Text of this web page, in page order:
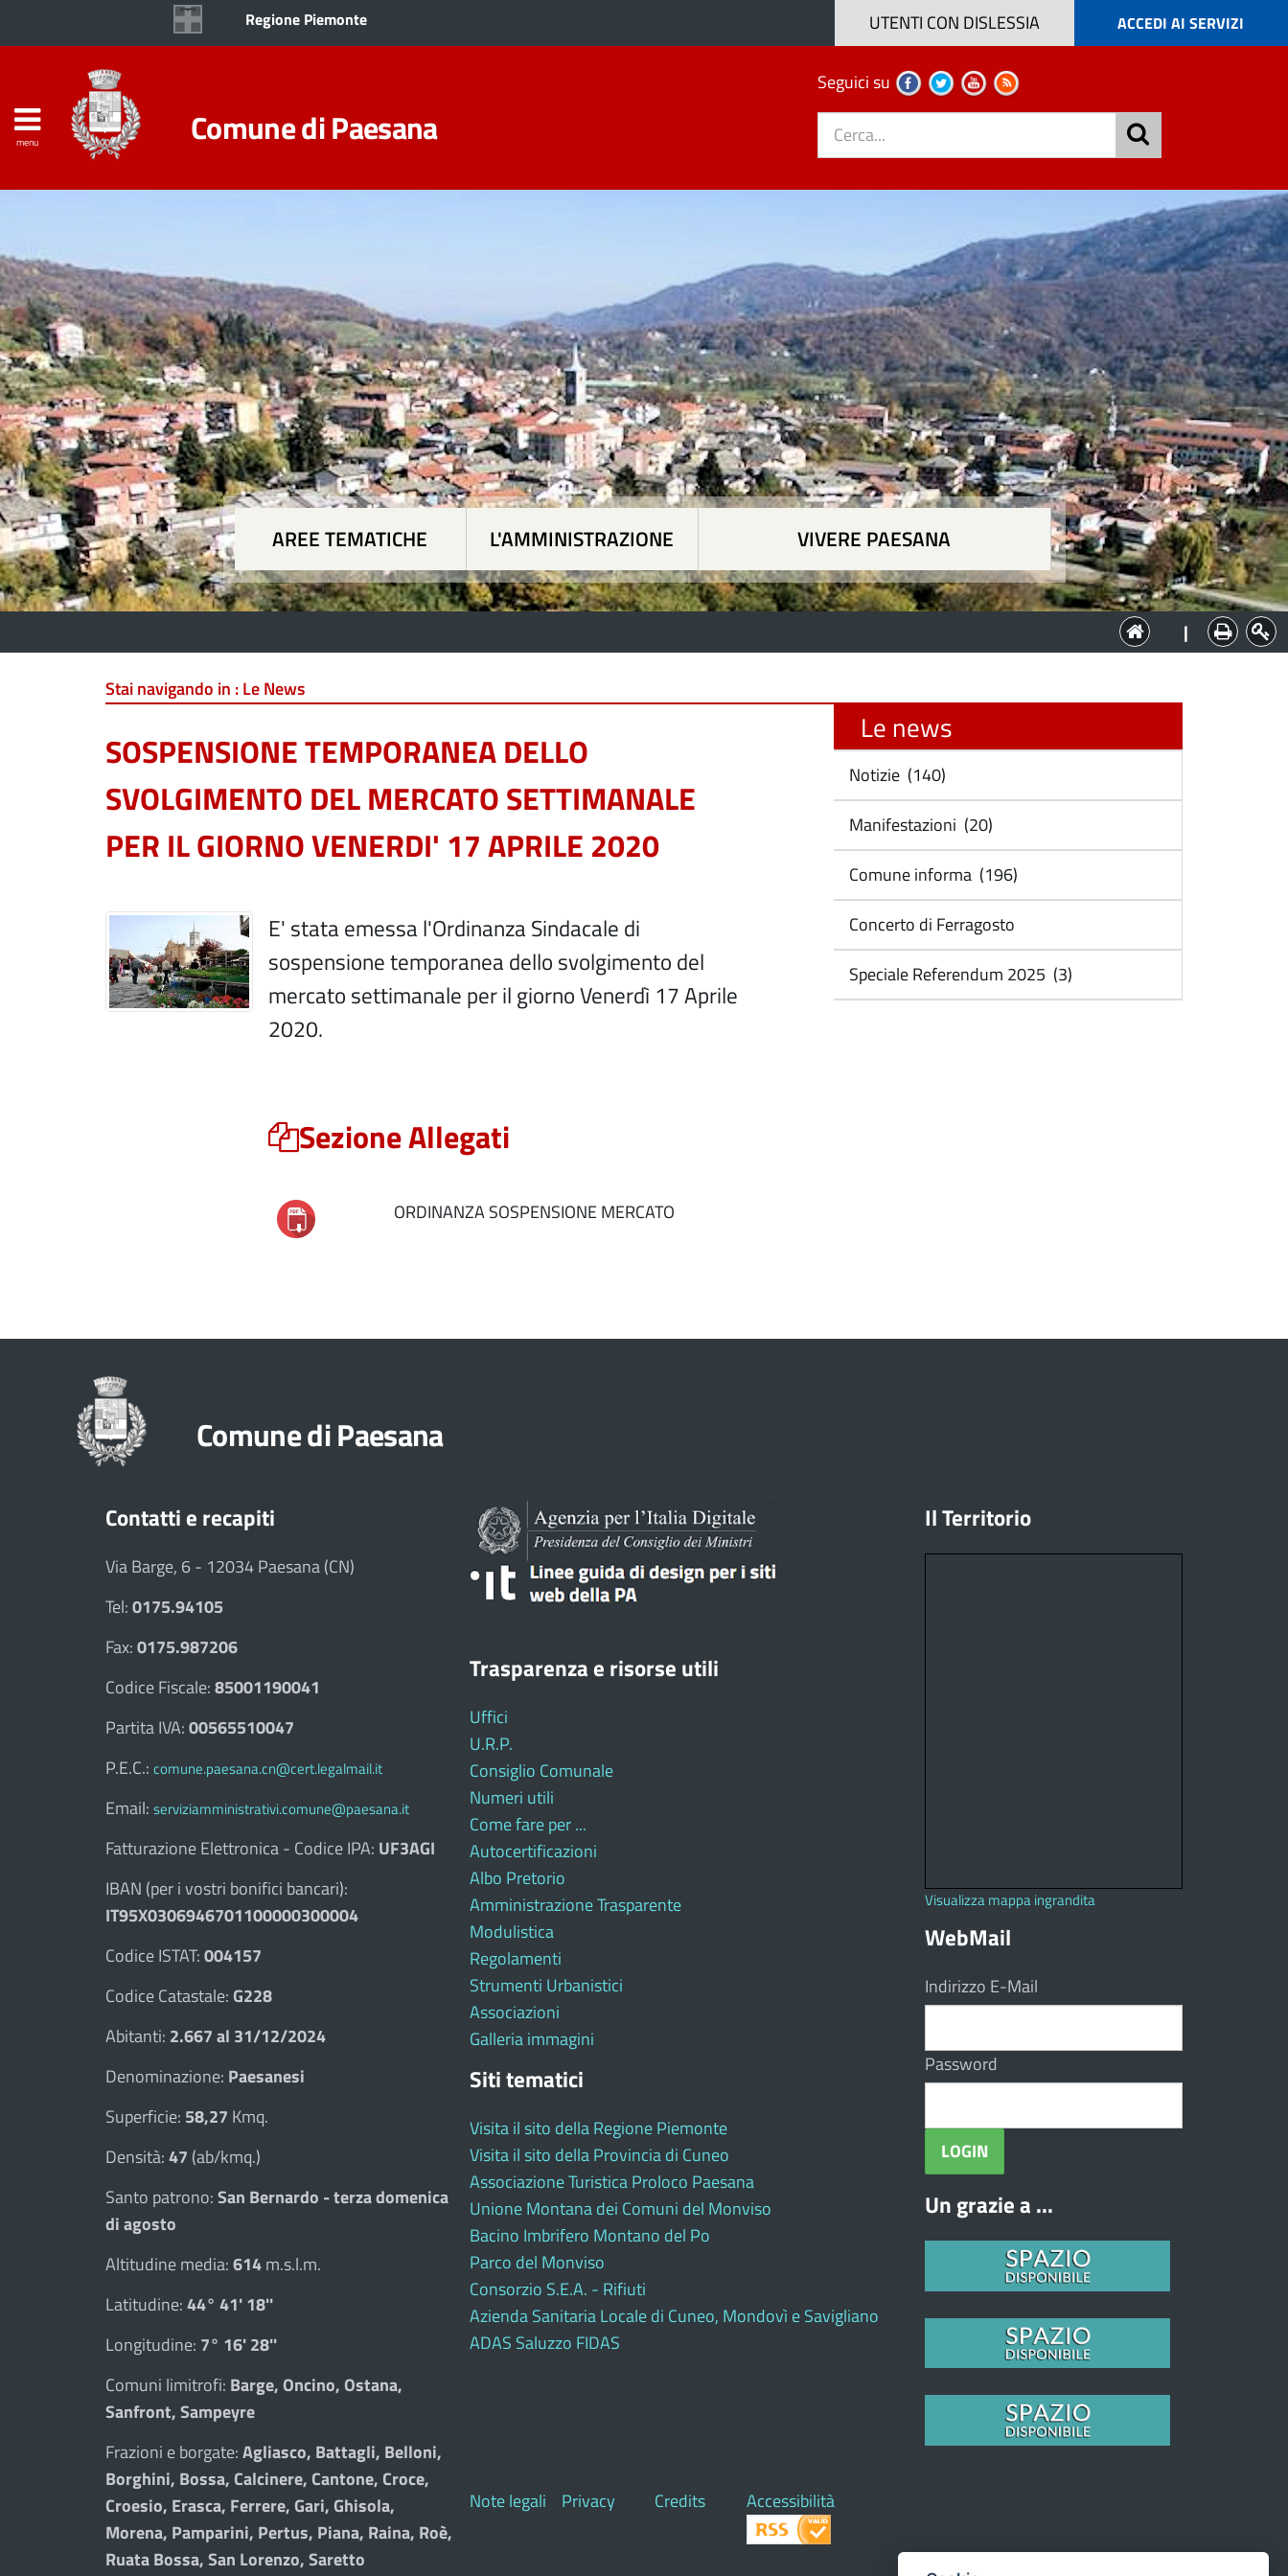
Regione Piemonte ACCEDI AI SERVIZI
UTENTI CON DISLESSIA
menu Comune di Paesana
Seguici su
AREE TEMATICHE L'AMMINISTRAZIONE VIVERE PAESANA
|
Stai navigando in :Le News
SOSPENSIONE TEMPORANEA DELLO
SVOLGIMENTO DEL MERCATO SETTIMANALE
PER IL GIORNO VENERDI' 17 APRILE 2020
E' stata emessa l'Ordinanza Sindacale di
sospensione temporanea dello svolgimento del
mercato settimanale per il giorno Venerdì 17 Aprile
2020.
Sezione Allegati
ORDINANZA SOSPENSIONE MERCATO
Le news
Notizie (140)
Manifestazioni (20)
Comune informa (196)
Concerto di Ferragosto
Speciale Referendum 2025 (3)
Comune di Paesana
Contatti e recapiti
Via Barge, 6 - 12034 Paesana (CN)
Tel:0175.94105
Fax:0175.987206
Codice Fiscale:85001190041
Partita IVA:00565510047
P.E.C.: comune.paesana.cn@cert.legalmail.it
Email: serviziamministrativi.comune@paesana.it
Fatturazione Elettronica - Codice IPA: UF3AGI
IBAN (per i vostri bonifici bancari):
IT95X0306946701100000300004
Codice ISTAT:004157
Codice Catastale:G228
Abitanti: 2.667 al 31/12/2024
Denominazione: Paesanesi
Superficie: 58,27 Kmq.
Densità:47 (ab/kmq.)
Santo patrono:San Bernardo - terza domenica
di agosto
Altitudine media:614m.s.l.m.
Latitudine:44° 41' 18''
Longitudine: 7° 16' 28''
Comuni limitrofi: Barge, Oncino, Ostana,
Sanfront, Sampeyre
Frazioni e borgate:Agliasco, Battagli, Belloni,
Borghini, Bossa, Calcinere, Cantone, Croce,
Croesio, Erasca, Ferrere, Gari, Ghisola,
Morena, Pamparini, Pertus, Piana, Raina, Roè,
Ruata Bossa, San Lorenzo, Saretto
Trasparenza e risorse utili
Uffici
U.R.P.
Consiglio Comunale
Numeri utili
Come fare per ...
Autocertificazioni
Albo Pretorio
Amministrazione Trasparente
Modulistica
Regolamenti
Strumenti Urbanistici
Associazioni
Galleria immagini
Siti tematici
Visita il sito della Regione Piemonte
Visita il sito della Provincia di Cuneo
Associazione Turistica Proloco Paesana
Unione Montana dei Comuni del Monviso
Bacino Imbrifero Montano del Po
Parco del Monviso
Consorzio S.E.A. - Rifiuti
Azienda Sanitaria Locale di Cuneo, Mondovì e Savigliano
ADAS Saluzzo FIDAS
Il Territorio
Visualizza mappa ingrandita
WebMail
Indirizzo E-Mail
Password
Un grazie a ...
Note legali Privacy Credits Accessibilità